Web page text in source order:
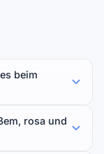
beim
rosa und